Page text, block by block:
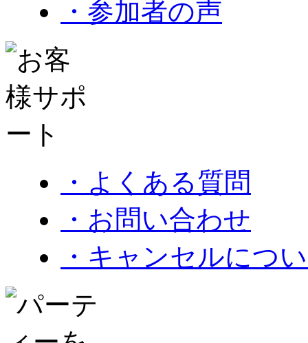
・参加者の声
・よくある質問
・お問い合わせ
・キャンセルにつ